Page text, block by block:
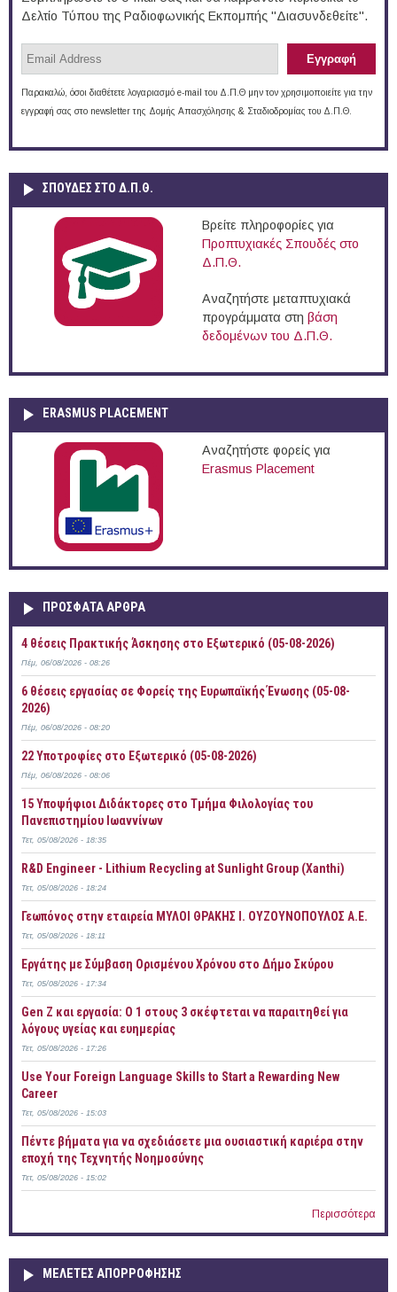
Δελτίο Τύπου της Ραδιοφωνικής Εκπομπής "Διασυνδεθείτε".
Παρακαλώ, όσοι διαθέτετε λογαριασμό e-mail του Δ.Π.Θ μην τον χρησιμοποιείτε για την
εγγραφή σας στο newsletter της Δομής Απασχόλησης & Σταδιοδρομίας του Δ.Π.Θ.
ΣΠΟΥΔΈΣ ΣΤΟ Δ.Π.Θ.
Βρείτε πληροφορίες για
Προπτυχιακές Σπουδές στο
Δ.Π.Θ.
Αναζητήστε μεταπτυχιακά
προγράμματα στη βάση
δεδομένων του Δ.Π.Θ.
ERASMUS PLACEMENT
Αναζητήστε φορείς για
Erasmus Placement
ΠΡOΣΦΑΤΑ AΡΘΡΑ
4 θέσεις Πρακτικής Άσκησης στο Εξωτερικό (05-08-2026)
Πέμ, 06/08/2026 - 08:26
6 θέσεις εργασίας σε Φορείς της Ευρωπαϊκής Ένωσης (05-08-
2026)
Πέμ, 06/08/2026 - 08:20
22 Υποτροφίες στο Εξωτερικό (05-08-2026)
Πέμ, 06/08/2026 - 08:06
15 Υποψήφιοι Διδάκτορες στο Τμήμα Φιλολογίας του
Πανεπιστημίου Ιωαννίνων
Τετ, 05/08/2026 - 18:35
R&D Engineer - Lithium Recycling at Sunlight Group (Xanthi)
Τετ, 05/08/2026 - 18:24
Γεωπόνος στην εταιρεία ΜΥΛΟΙ ΘΡΑΚΗΣ Ι. ΟΥΖΟΥΝΟΠΟΥΛΟΣ Α.Ε.
Τετ, 05/08/2026 - 18:11
Εργάτης με Σύμβαση Ορισμένου Χρόνου στο Δήμο Σκύρου
Τετ, 05/08/2026 - 17:34
Gen Z και εργασία: Ο 1 στους 3 σκέφτεται να παραιτηθεί για
λόγους υγείας και ευημερίας
Τετ, 05/08/2026 - 17:26
Use Your Foreign Language Skills to Start a Rewarding New
Career
Τετ, 05/08/2026 - 15:03
Πέντε βήματα για να σχεδιάσετε μια ουσιαστική καριέρα στην
εποχή της Τεχνητής Νοημοσύνης
Τετ, 05/08/2026 - 15:02
Περισσότερα
ΜΕΛΕΤΕΣ ΑΠΟΡΡΟΦΗΣΗΣ